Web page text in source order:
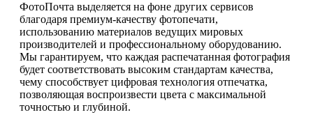
ФотоПочта выделяется на фоне других сервисов
благодаря премиум-качеству фотопечати,
использованию материалов ведущих мировых
производителей и профессиональному оборудованию.
Мы гарантируем, что каждая распечатанная фотография
будет соответствовать высоким стандартам качества,
чему способствует цифровая технология отпечатка,
позволяющая воспроизвести цвета с максимальной
точностью и глубиной.